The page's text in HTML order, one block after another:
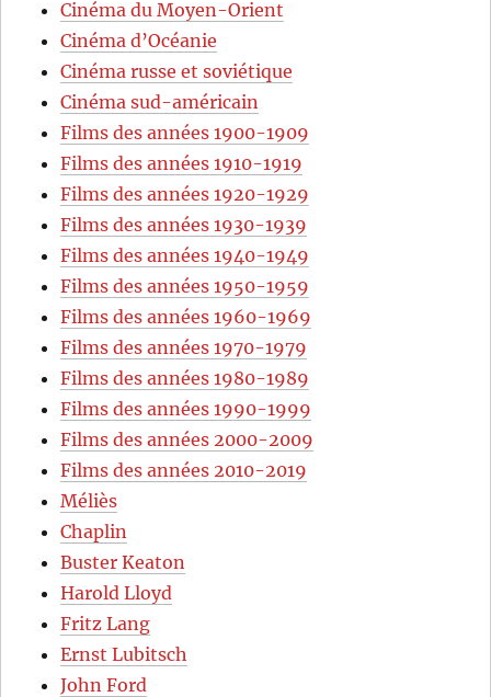
Cinéma du Moyen-Orient
Cinéma d’Océanie
Cinéma russe et soviétique
Cinéma sud-américain
Films des années 1900-1909
Films des années 1910-1919
Films des années 1920-1929
Films des années 1930-1939
Films des années 1940-1949
Films des années 1950-1959
Films des années 1960-1969
Films des années 1970-1979
Films des années 1980-1989
Films des années 1990-1999
Films des années 2000-2009
Films des années 2010-2019
Méliès
Chaplin
Buster Keaton
Harold Lloyd
Fritz Lang
Ernst Lubitsch
John Ford